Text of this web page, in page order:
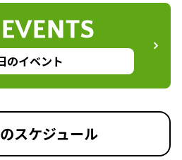
のイベント
スケジュール